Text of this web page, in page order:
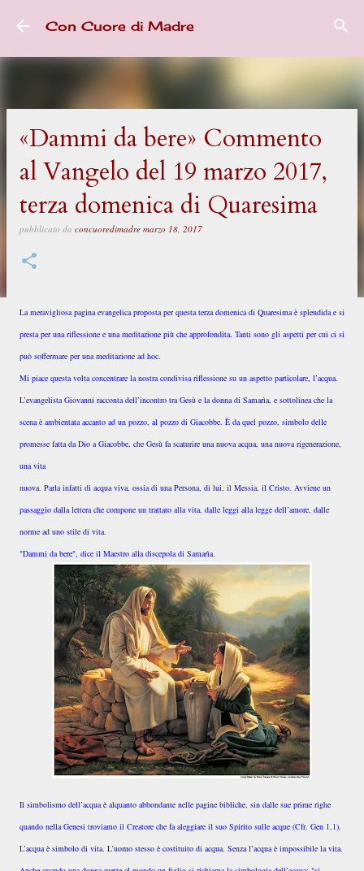
Passa ai contenuti principali
Con Cuore di Madre
«Dammi da bere» Commento
al Vangelo del 19 marzo 2017,
terza domenica di Quaresima
pubblicato da concuoredimadre marzo 18, 2017
La meravigliosa pagina evangelica proposta per questa terza domenica di Quaresima è splendida e si
presta per una riflessione e una meditazione più che approfondita. Tanti sono gli aspetti per cui ci si
può soffermare per una meditazione ad hoc.
Mi piace questa volta concentrare la nostra condivisa riflessione su un aspetto particolare, l’acqua.
L’evangelista Giovanni racconta dell’incontro tra Gesù e la donna di Samarìa, e sottolinea che la
scena è ambientata accanto ad un pozzo, al pozzo di Giacobbe. È da quel pozzo, simbolo delle
promesse fatta da Dio a Giacobbe, che Gesù fa scaturire una nuova acqua, una nuova rigenerazione,
una vita
nuova. Parla infatti di acqua viva, ossia di una Persona, di lui, il Messia, il Cristo. Avviene un
passaggio dalla lettera che compone un trattato alla vita, dalle leggi alla legge dell’amore, dalle
norme ad uno stile di vita.
"Dammi da bere", dice il Maestro alla discepola di Samarìa.
Il simbolismo dell’acqua è alquanto abbondante nelle pagine bibliche, sin dalle sue prime righe
quando nella Genesi troviamo il Creatore che fa aleggiare il suo Spirito sulle acque (Cfr. Gen 1,1).
L’acqua è simbolo di vita. L’uomo stesso è costituito di acqua. Senza l’acqua è impossibile la vita.